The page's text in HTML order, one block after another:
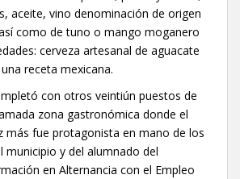
aceite, vino denominación de origen
como de tuno o mango moganero
cerveza artesanal de aguacate
receta mexicana.
con otros veintiún puestos de
zona gastronómica donde el
más fue protagonista en mano de los
municipio y del alumnado del
en Alternancia con el Empleo